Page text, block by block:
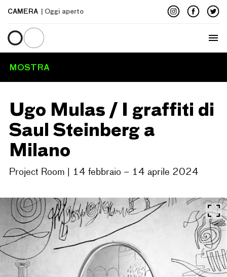
CAMERA | Oggi aperto
Menu
MOSTRA
Ugo Mulas / I graffiti di
Saul Steinberg a
Milano
Project Room | 14 febbraio – 14 aprile 2024